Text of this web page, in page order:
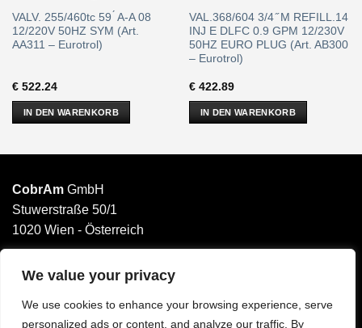
We value your privacy
We use cookies to enhance your browsing experience, serve
personalized ads or content, and analyze our traffic. By
VALV. 255/460tc 59 ́ A-A 08
12/220V 50HZ SYM (Art.
AA311 – Eurotrol)
€522.24
IN DEN WARENKORB
VAL.368/604 3/4 ̋ M REFILL.14
INJ E DLFC 0.9 GPM 12/230V
50HZ EURO PLUG (Art. AB300
– Eurotrol)
€422.89
IN DEN WARENKORB
CobrAm GmbH
Stuwerstraße 50/1
1020 Wien - Österreich
______________________
Email: office@cobram.gmbh
Impressum